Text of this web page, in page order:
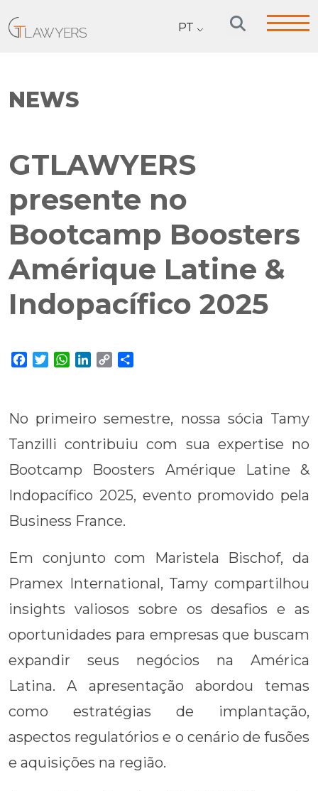
PT
NEWS
GTLAWYERS
presente no
Bootcamp Boosters
Amérique Latine &
Indopacífico 2025
Facebook
TwitterWhatsApp
LinkedIn
Copy
No primeiro semestre, nossa sócia Tamy
Tanzilli contribuiu com sua expertise no
Bootcamp Boosters Amérique Latine &
Indopacífico 2025, evento promovido pela
Business France.
Em conjunto com Maristela Bischof, da
Pramex International, Tamy compartilhou
insights valiosos sobre os desafios e as
oportunidades para empresas que buscam
expandir seus negócios na América
Latina. A apresentação abordou temas
como estratégias de implantação,
aspectos regulatórios e o cenário de fusões
e aquisições na região.